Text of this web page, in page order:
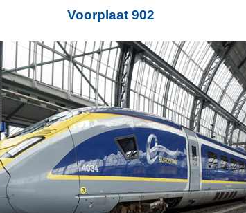
Voorplaat 902